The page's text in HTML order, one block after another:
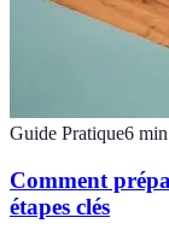
Guide Pratique6 min
Comment
étapes clés